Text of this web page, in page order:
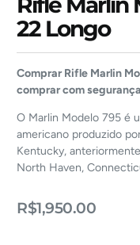
22 Longo
Comprar Rifle Marlin
comprar com
O Marlin Modelo 795 é
americano produzido
Kentucky,
North Haven,
R$1,950.00